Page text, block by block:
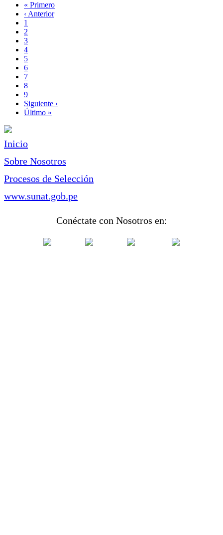
Paginación
Primera
página
« Primero
Página
anterior
‹ Anterior
Page
1
Page
2
Página
actual
3
Page
4
Page
5
Page
6
Page
7
Page
8
Page
9
Siguiente
página
Siguiente ›
Última
Último »
Inicio
Sobre Nosotros
Procesos de Selección
www.sunat.gob.pe
Conéctate con Nosotros en: